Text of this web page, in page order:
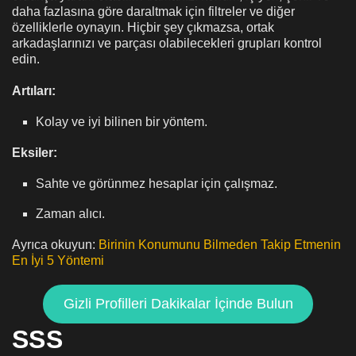
daha fazlasına göre daraltmak için filtreler ve diğer
özelliklerle oynayın. Hiçbir şey çıkmazsa, ortak
arkadaşlarınızı ve parçası olabilecekleri grupları kontrol
edin.
Artıları:
Kolay ve iyi bilinen bir yöntem.
Eksiler:
Sahte ve görünmez hesaplar için çalışmaz.
Zaman alıcı.
Ayrıca okuyun: Birinin Konumunu Bilmeden Takip Etmenin
En İyi 5 Yöntemi
Gizli Profilleri Dakikalar İçinde Bulun
SSS